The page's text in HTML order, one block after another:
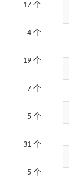
17 个
4 个
19 个
7 个
5 个
31 个
5 个